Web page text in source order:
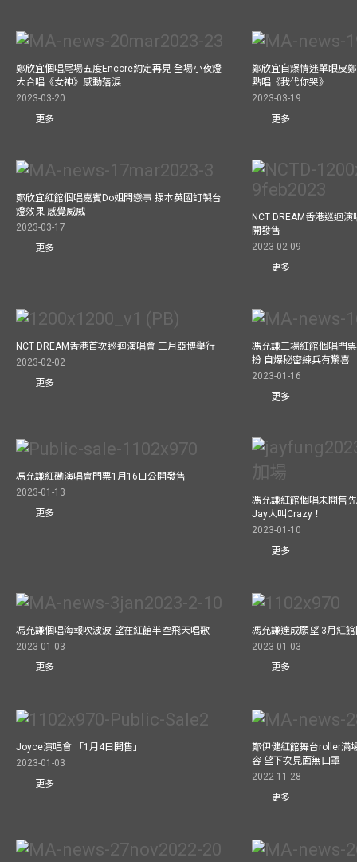
鄭欣宜個唱尾場五度Encore約定再見 全場小夜燈
大合唱《女神》感動落淚
2023-03-20
更多
鄭欣宜自爆情迷單眼皮
點唱《我代你哭》
2023-03-19
更多
鄭欣宜紅館個唱嘉賓Do姐問戀事 揼本英國訂製台
燈效果 感覺威威
2023-03-17
更多
NCT DREAM香港巡迴
開發售
2023-02-09
更多
NCT DREAM香港首次巡迴演唱會 三月亞博舉行
2023-02-02
更多
馮允謙三場紅館個唱門
扮 自爆秘密練兵有驚喜
2023-01-16
更多
馮允謙紅磡演唱會門票1月16日公開發售
2023-01-13
更多
馮允謙紅館個唱未開售
Jay大叫Crazy！
2023-01-10
更多
馮允謙個唱海報吹波波 望在紅館半空飛天唱歌
2023-01-03
更多
馮允謙達成願望 3月紅
2023-01-03
更多
Joyce演唱會 「1月4日開售」
2023-01-03
更多
鄭伊健紅館舞台roller滿
容 望下次見面無口罩
2022-11-28
更多